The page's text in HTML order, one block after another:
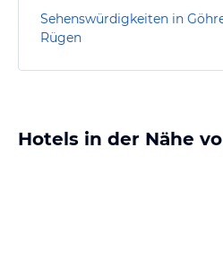
Sehenswürdigkeiten in
Rügen
Hotels in der Nähe